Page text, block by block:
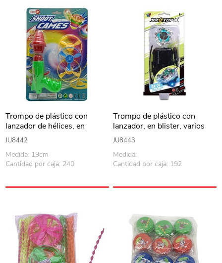
Trompo de plástico con
lanzador de hélices, en
blister, varios colores
JU8442
Medida: 19cm
Cantidad por caja: 240
Trompo de plástico con
lanzador, en blister, varios
colores
JU8443
Medida:
Cantidad por caja: 192